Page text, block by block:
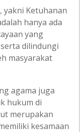
yakni Ketuhanan
hanya ada
yang
dilindungi
masyarakat
agama juga
hukum di
merupakan
kesamaan